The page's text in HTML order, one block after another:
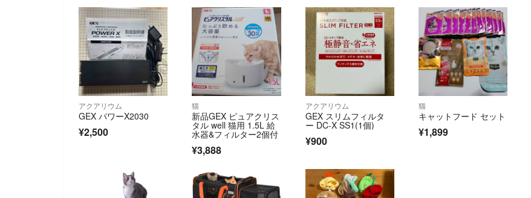
アクアリウム
GEX パワーX2030
¥2,500
猫
新品GEX ピュアクリス
タル well 猫用 1.5L 給
水器&フィルター2個付
¥3,888
アクアリウム
GEX スリムフィルタ
ー DC-X SS1(1個)
¥900
猫
キャットフード セット
¥1,899